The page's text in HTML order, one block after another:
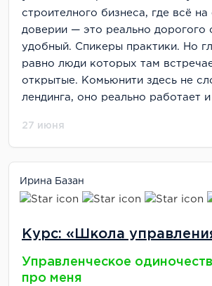
строителного бизнеса, где всё на
доверии — это реально дорогого
удобный. Спикеры практики. Но
равно люди которых там
открытые. Комьюнити здесь не
лендинга, оно реально работает и
27 июня
Ирина Базан
Курс: «Школа
Управленческое
про меня